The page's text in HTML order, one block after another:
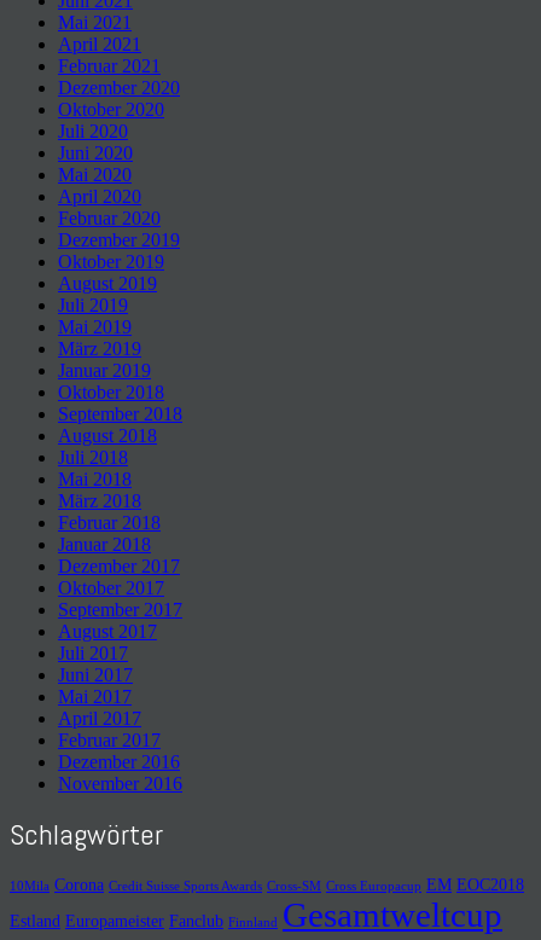
Mai 2021
April 2021
Februar 2021
Dezember 2020
Oktober 2020
Juli 2020
Juni 2020
Mai 2020
April 2020
Februar 2020
Dezember 2019
Oktober 2019
August 2019
Juli 2019
Mai 2019
März 2019
Januar 2019
Oktober 2018
September 2018
August 2018
Juli 2018
Mai 2018
März 2018
Februar 2018
Januar 2018
Dezember 2017
Oktober 2017
September 2017
August 2017
Juli 2017
Juni 2017
Mai 2017
April 2017
Februar 2017
Dezember 2016
November 2016
Schlagwörter
10Mila Corona Credit Suisse Sports Awards Cross-SM Cross Europacup EM EOC2018
Estland Europameister Fanclub Finnland Gesamtweltcup